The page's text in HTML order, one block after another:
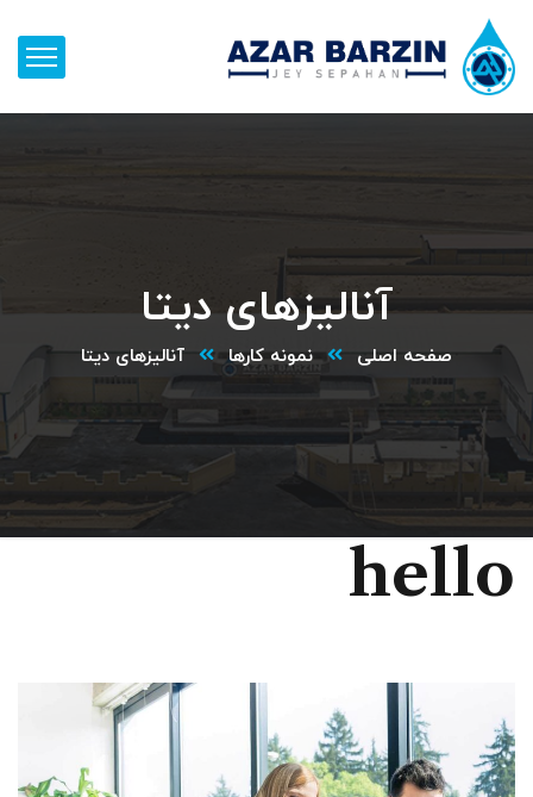
آنالیزهای دیتا
صفحه اصلی نمونه کارها آنالیزهای دیتا
hello